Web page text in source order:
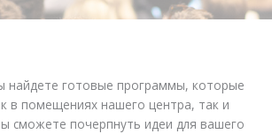
найдете готовые программы, которые
в помещениях нашего центра, так и
сможете почерпнуть идеи для вашего